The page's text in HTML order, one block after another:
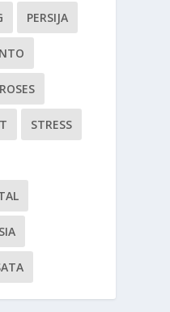
PERSIJA
STRESS